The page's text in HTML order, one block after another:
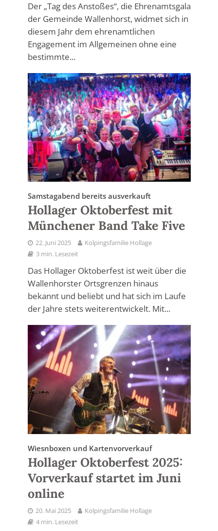
Der „Tag des Anstoßes“, die Ehrenamtsgala
der Gemeinde Wallenhorst, widmet sich in
diesem Jahr dem ehrenamtlichen
Engagement im Allgemeinen ohne eine
bestimmte...
Samstagabend bereits ausverkauft
Hollager Oktoberfest mit
Münchener Band Take Five
22. Juni 2025
Kolpingsfamilie Hollage
3 min. Lesezeit
Das Hollager Oktoberfest ist weit über die
Wallenhorster Ortsgrenzen hinaus
bekannt und beliebt und hat sich im Laufe
der Jahre stets weiterentwickelt. Mit...
Wiesnboxen und Kartenvorverkauf
Hollager Oktoberfest 2025:
Vorverkauf startet im Juni
online
20. Mai 2025
Kolpingsfamilie Hollage
4 min. Lesezeit